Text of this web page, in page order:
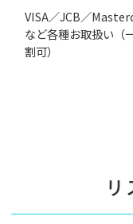
VISA／JCB／
など各種お取扱い（
割可）
リ